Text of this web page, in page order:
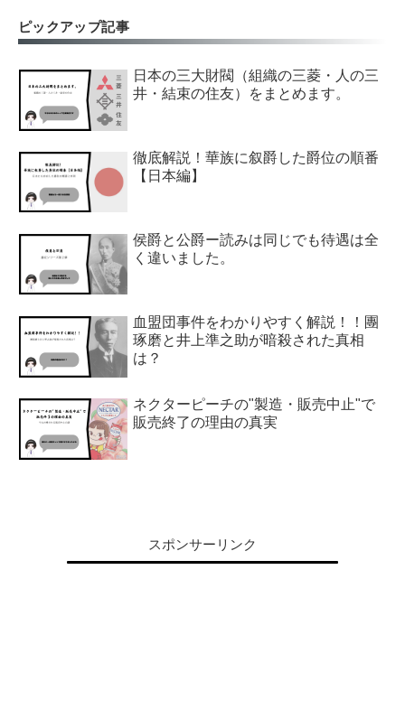
ピックアップ記事
日本の三大財閥（組織の三菱・人の三
井・結束の住友）をまとめます。
徹底解説！華族に叙爵した爵位の順番
【日本編】
侯爵と公爵ー読みは同じでも待遇は全
く違いました。
血盟団事件をわかりやすく解説！！團
琢磨と井上準之助が暗殺された真相
は？
ネクターピーチの"製造・販売中止"で
販売終了の理由の真実
スポンサーリンク